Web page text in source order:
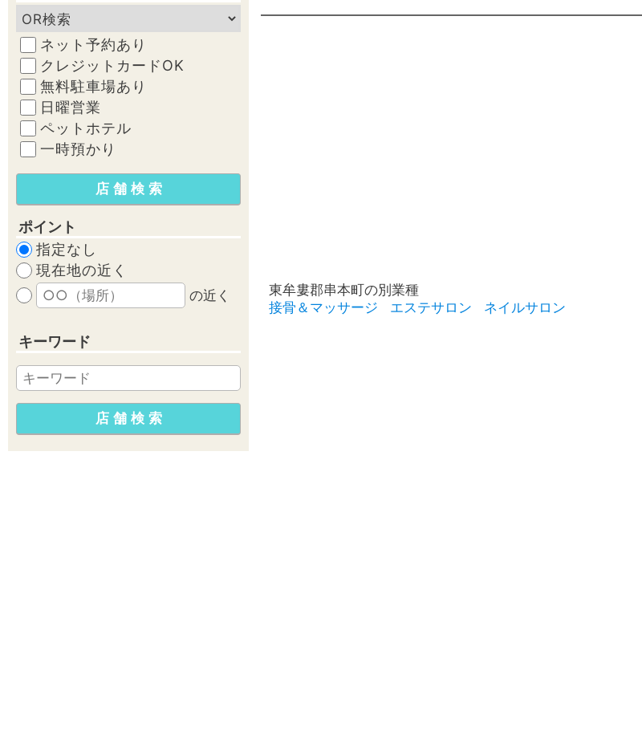
ネット予約あり
クレジットカードOK
無料駐車場あり
日曜営業
ペットホテル
一時預かり
ポイント
指定なし
現在地の近く
の近く
キーワード
東牟婁郡串本町の別業種
接骨＆マッサージ
エステサロン ネイルサロン